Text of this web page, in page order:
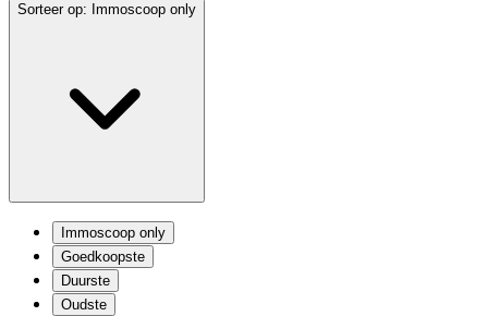
Sorteer op: Immoscoop only
Immoscoop only
Goedkoopste
Duurste
Oudste